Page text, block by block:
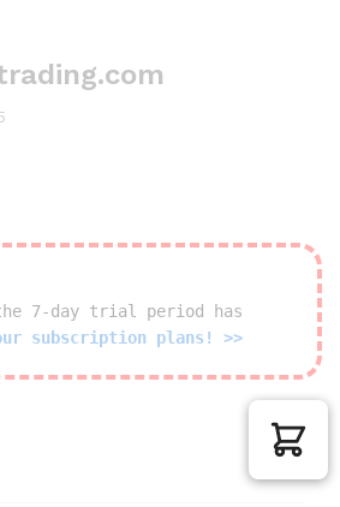
7-day trial period has
subscription plans! >>